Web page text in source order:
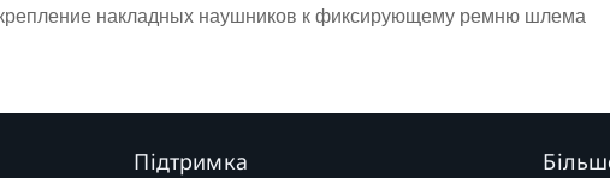
накладных наушников к фиксирующему ремню шлема
Підтримка